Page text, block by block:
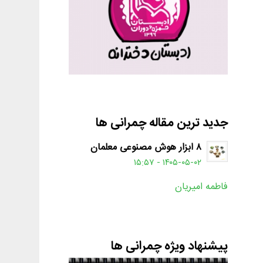
جدید ترین مقاله چمرانی ها
۸ ابزار هوش مصنوعی معلمان
۱۴۰۵-۰۵-۰۲ - ۱۵:۵۷
فاطمه امیریان
پیشنهاد ویژه چمرانی ها